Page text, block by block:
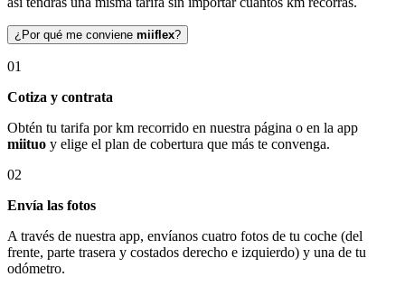
¿Por qué me conviene miiflex?
01
Cotiza y contrata
Obtén tu tarifa por km recorrido en nuestra página o en la app
miituo y elige el plan de cobertura que más te convenga.
02
Envía las fotos
A través de nuestra app, envíanos cuatro fotos de tu coche (del
frente, parte trasera y costados derecho e izquierdo) y una de tu
odómetro.